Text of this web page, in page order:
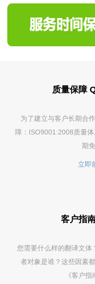
质量保障
为了建立与客户长期合
障：ISO9001:2008质量
期
立即
客户指
您需要什么样的翻译文体
者对象是谁？这些因素
《客户